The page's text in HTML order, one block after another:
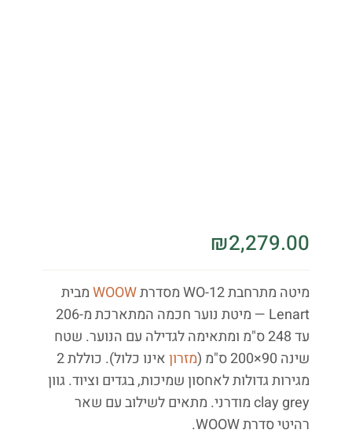
₪2,279.00
מיטה מתרחבת WO-12 מסדרת WOOWמבית
Lenart — מיטת נוער חכמה המתארכת מ-206
עד 248 ס"מ ומתאימה לגדילה עם הנוער. שטח
שינה 90×200 ס"מ (
מזרון
אינו כלול). כוללת 2
מגירות גדולות לאחסון שמיכות, בגדים וציוד. גוון
clay grey מודרני. מתאים לשילוב עם שאר
רהיטי סדרת WOOW.